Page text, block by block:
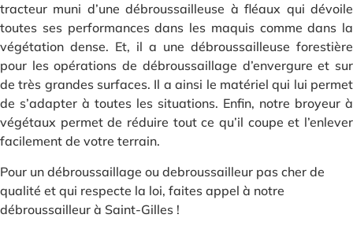
tracteur muni d’une débroussailleuse à fléaux qui dévoile
toutes ses performances dans les maquis comme dans la
végétation dense. Et, il a une débroussailleuse forestière
pour les opérations de débroussaillage d’envergure et sur
de très grandes surfaces. Il a ainsi le matériel qui lui permet
de s’adapter à toutes les situations. Enfin, notre broyeur à
végétaux permet de réduire tout ce qu’il coupe et l’enlever
facilement de votre terrain.
Pour un débroussaillage ou debroussailleur pas cher de
qualité et qui respecte la loi, faites appel à notre
débroussailleur à Saint-Gilles !